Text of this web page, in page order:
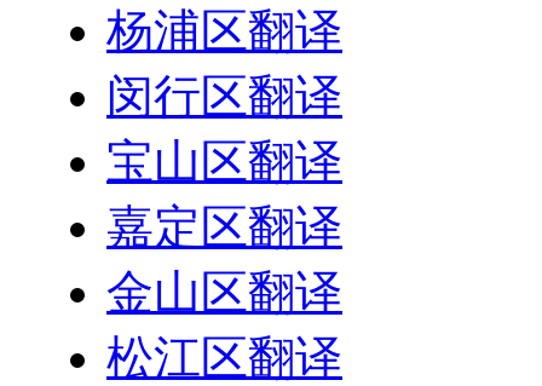
杨浦区翻译
闵行区翻译
宝山区翻译
嘉定区翻译
金山区翻译
松江区翻译